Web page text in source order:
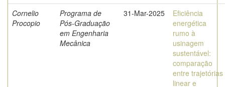
Cornelio
Procopio
Programa de
Pós-Graduação
em Engenharia
Mecânica
31-Mar-2025
Eficiência
energética
rumo à
usinagem
sustentável:
comparação
entre trajetórias
linear e